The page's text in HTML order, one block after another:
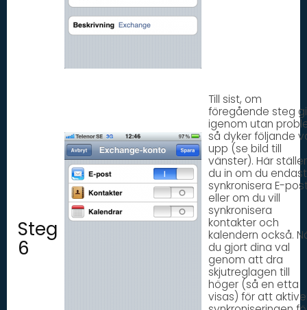
Steg
6
Till sist, om
föregående steg
igenom utan
så dyker följande
upp (se bild till
vänster). Här ställer
du in om du
synkronisera E-
eller om du vill
synkronisera
kontakter och
kalendern också.
du gjort dina val
genom att dra
skjutreglagen till
höger (så en etta
visas) för att